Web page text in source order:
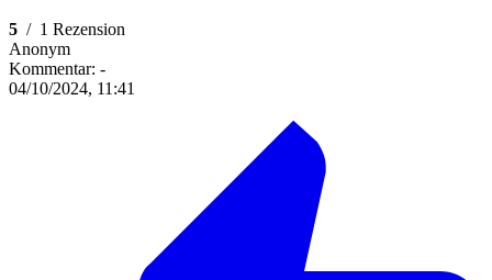
5 / 1 Rezension
Anonym
Kommentar: -
04/10/2024, 11:41